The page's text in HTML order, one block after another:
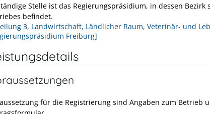
Stelle ist das Regierungspräsidium, in dessen Bezirk
befindet.
3, Landwirtschaft, Ländlicher Raum, Veterinär- und
Freiburg]
für die Registrierung sind Angaben zum Betrieb